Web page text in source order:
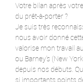
Votre bilan après
du prêt-à-porter ?
Je suis très
nous avoir donné
valorise mon travail
ou Barney’s (New
depuis nos débuts.
si importants points